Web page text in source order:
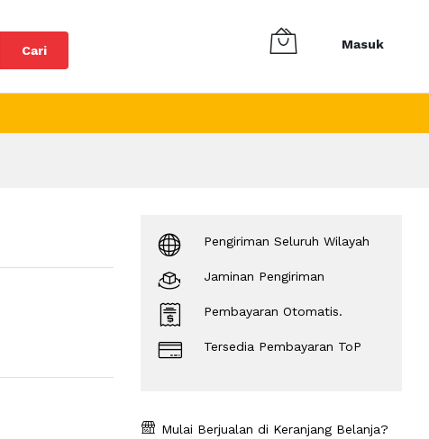
Cari Masuk
Pengiriman Seluruh Wilayah
Jaminan Pengiriman
Pembayaran Otomatis.
Tersedia Pembayaran ToP
Mulai Berjualan di Keranjang Belanja?